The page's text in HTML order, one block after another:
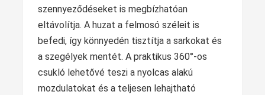
szennyeződéseket is megbízhatóan
eltávolítja. A huzat a felmosó széleit is
befedi, így könnyedén tisztítja a sarkokat és
a szegélyek mentét. A praktikus 360°-os
csukló lehetővé teszi a nyolcas alakú
mozdulatokat és a teljesen lehajtható